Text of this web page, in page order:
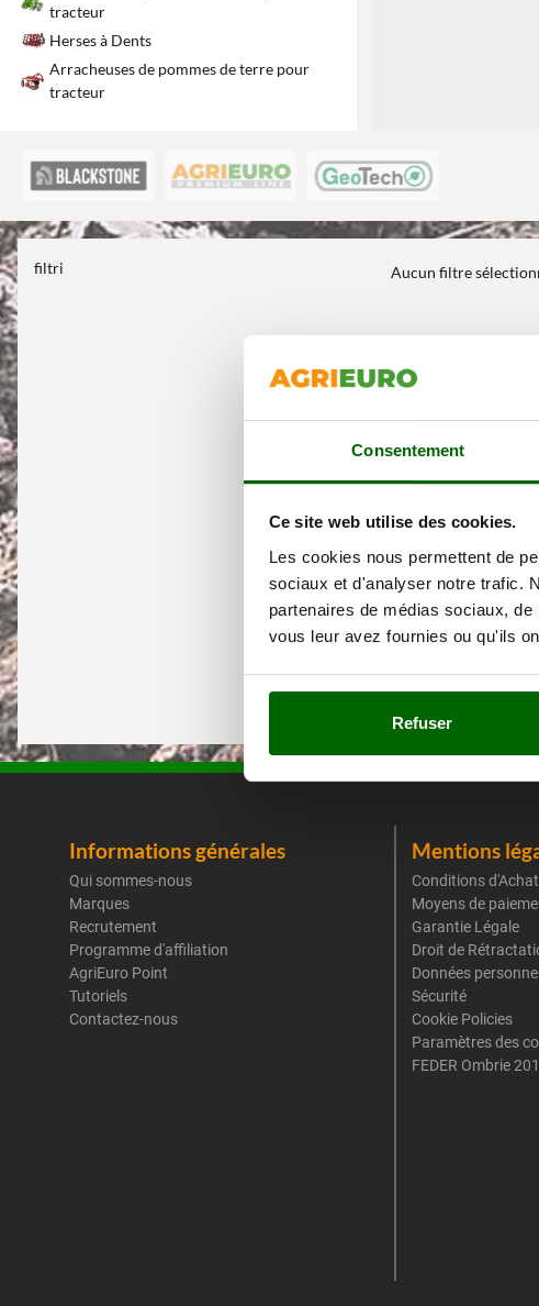
Consentement
Ce site web utilise des cookies.
Les cookies nous permettent de
sociaux et d'analyser notre trafic.
partenaires de médias sociaux,
vous leur avez fournies ou qu'ils
Refuser
tracteur
Herses à Dents
Arracheuses de pommes de terre pour
tracteur
filtri Aucun filtre
Informations générales
Qui sommes-nous
Marques
Recrutement
Programme d'affiliation
AgriEuro Point
Tutoriels
Contactez-nous
Mentions
Conditions d'Achat
Moyens de
Garantie Légale
Droit de
Données
Sécurité
Cookie Policies
Paramètres des
FEDER Ombrie